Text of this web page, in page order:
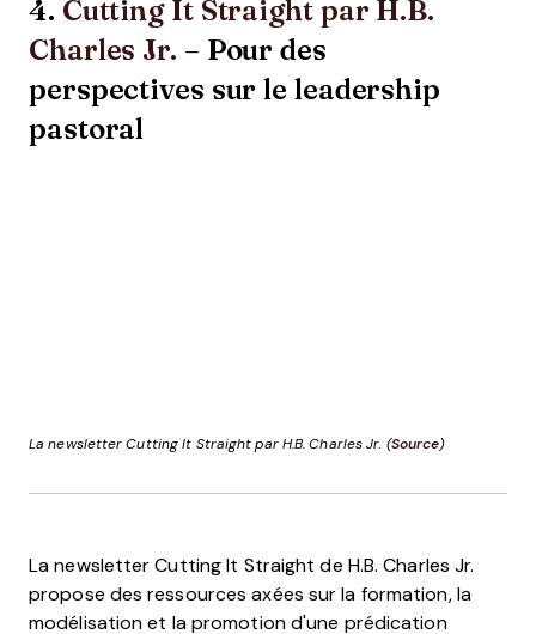
4. Cutting It Straight par H.B.
Charles Jr. – Pour des
perspectives sur le leadership
pastoral
La newsletter Cutting It Straight par H.B. Charles Jr. (Source)
La newsletter Cutting It Straight de H.B. Charles Jr.
propose des ressources axées sur la formation, la
modélisation et la promotion d'une prédication